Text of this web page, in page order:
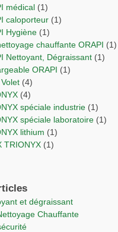
médical (1)
caloporteur (1)
Hygiène (1)
chauffante ORAPI (1)
Nettoyant, Dégraissant (1)
ORAPI (1)
Volet (4)
(4)
spéciale industrie (1)
spéciale laboratoire (1)
lithium (1)
TRIONYX (1)
et dégraissant
Chauffante